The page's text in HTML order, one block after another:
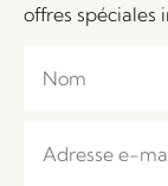
offres spéciales